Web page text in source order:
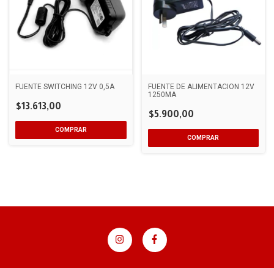
FUENTE SWITCHING 12V 0,5A
$13.613,00
FUENTE DE ALIMENTACIÓN 12V
1250MA
$5.900,00